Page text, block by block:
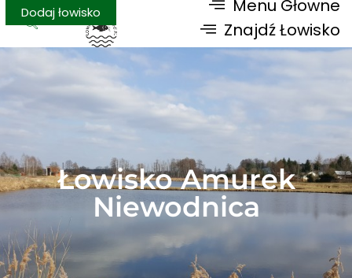
Znajdź Łowisko
Dodaj łowisko Menu Głowne
Łowisko Amurek
Niewodnica